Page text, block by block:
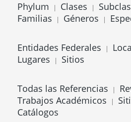
Phylum | Clases |
Familias | Géneros |
Entidades Federales |
Lugares | Sitios
Todas las Referencias |
Trabajos Académicos |
Catálogos